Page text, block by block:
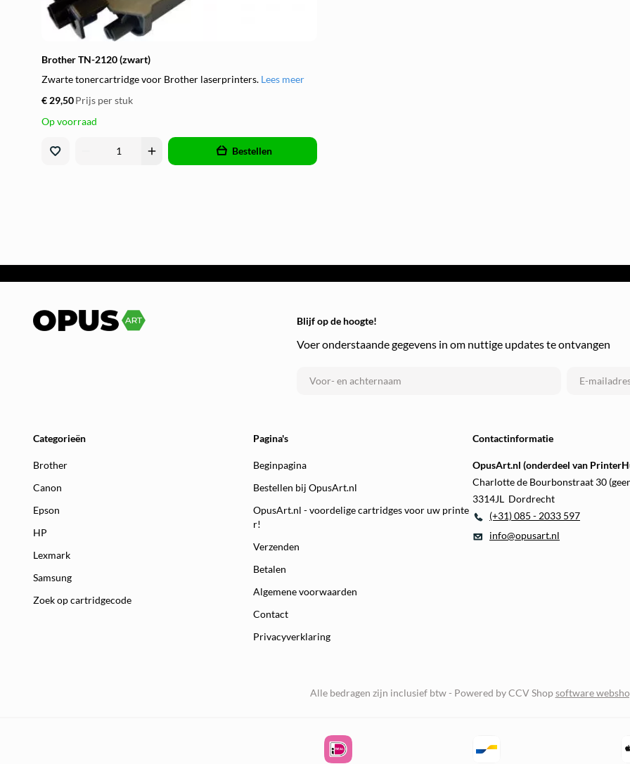
Brother TN-2120 (zwart)
Zwarte tonercartridge voor Brother laserprinters. Lees meer
€ 29,50Prijs per stuk
Op voorraad
add Bestellen
Blijf op de hoogte!
Voer onderstaande gegevens in om nuttige updates te ontvangen
Categorieën
Brother
Canon
Epson
HP
Lexmark
Samsung
Zoek op cartridgecode
Pagina's
Beginpagina
Bestellen bij OpusArt.nl
OpusArt.nl - voordelige cartridges voor uw printe
r!
Verzenden
Betalen
Algemene voorwaarden
Contact
Privacyverklaring
Contactinformatie
OpusArt.nl (onderdeel van
Charlotte de Bourbonstraat 30
3314JL Dordrecht
(+31) 085 - 2033 597
info@opusart.nl
Alle bedragen zijn inclusief btw - Powered by CCV Shopsoftware